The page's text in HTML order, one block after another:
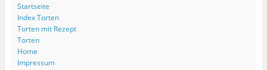
Startseite
Index Torten
Torten mit Rezept
Torten
Home
Impressum